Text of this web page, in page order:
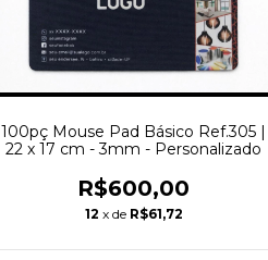
100pç Mouse Pad Básico Ref.305 |
22 x 17 cm - 3mm - Personalizado
R$600,00
12 x de R$61,72